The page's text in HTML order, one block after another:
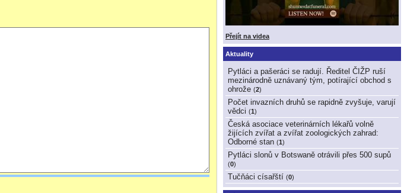
Přejít na videa
Aktuality
Pytláci a pašeráci se radují. Ředitel ČIŽP ruší
mezinárodně uznávaný tým, potírající obchod s
ohrože (2)
Počet invazních druhů se rapidně zvyšuje, varují
vědci (1)
Česká asociace veterinárních lékařů volně
žijících zvířat a zvířat zoologických zahrad:
Odborné stan (1)
Pytláci slonů v Botswaně otrávili přes 500 supů
(0)
Tučňáci císařští (0)